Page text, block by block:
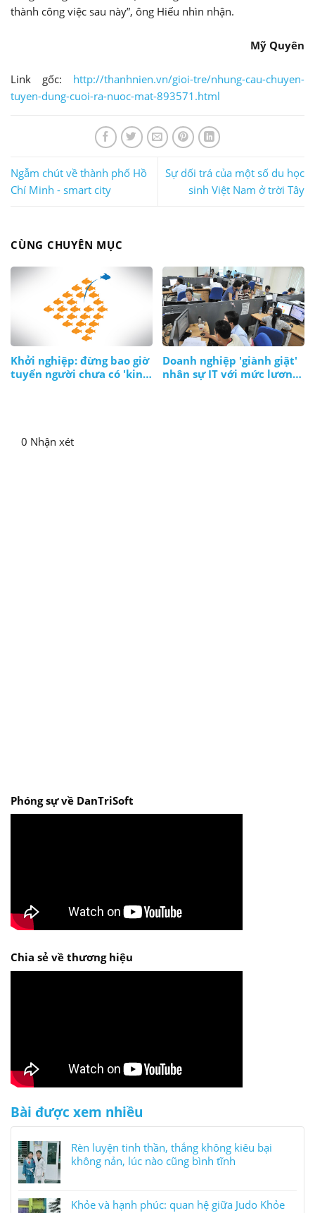
thành công việc sau này”, ông Hiếu nhìn nhận.
Mỹ Quyên
Link gốc: http://thanhnien.vn/gioi-tre/nhung-cau-chuyen-
tuyen-dung-cuoi-ra-nuoc-mat-893571.html
Ngẫm chút về thành phố Hồ
Chí Minh - smart city
Sự dối trá của một số du học
sinh Việt Nam ở trời Tây
CÙNG CHUYÊN MỤC
Khởi nghiệp: đừng bao giờ
tuyển người chưa có 'kinh
Doanh nghiệp 'giành giật'
nhân sự IT với mức lương
0 Nhận xét
Phóng sự về DanTriSoft
Chia sẻ về thương hiệu
Bài được xem nhiều
Rèn luyện tinh thần, thắng không kiêu bại
không nản, lúc nào cũng bình tĩnh
Khỏe và hạnh phúc: quan hệ giữa Judo Khỏe